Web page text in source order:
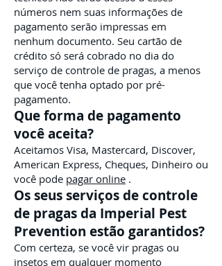
números nem suas informações de
pagamento serão impressas em
nenhum documento. Seu cartão de
crédito só será cobrado no dia do
serviço de controle de pragas, a menos
que você tenha optado por pré-
pagamento.
Que forma de pagamento
você aceita?
Aceitamos Visa, Mastercard, Discover,
American Express, Cheques, Dinheiro ou
você pode pagar online .
Os seus serviços de controle
de pragas da Imperial Pest
Prevention estão garantidos?
Com certeza, se você vir pragas ou
insetos em qualquer momento